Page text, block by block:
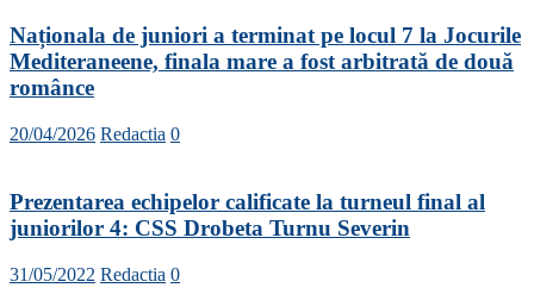
Naționala de juniori a terminat pe locul 7 la Jocurile
Mediteraneene, finala mare a fost arbitrată de două
românce
20/04/2026 Redactia 0
Prezentarea echipelor calificate la turneul final al
juniorilor 4: CSS Drobeta Turnu Severin
31/05/2022 Redactia 0